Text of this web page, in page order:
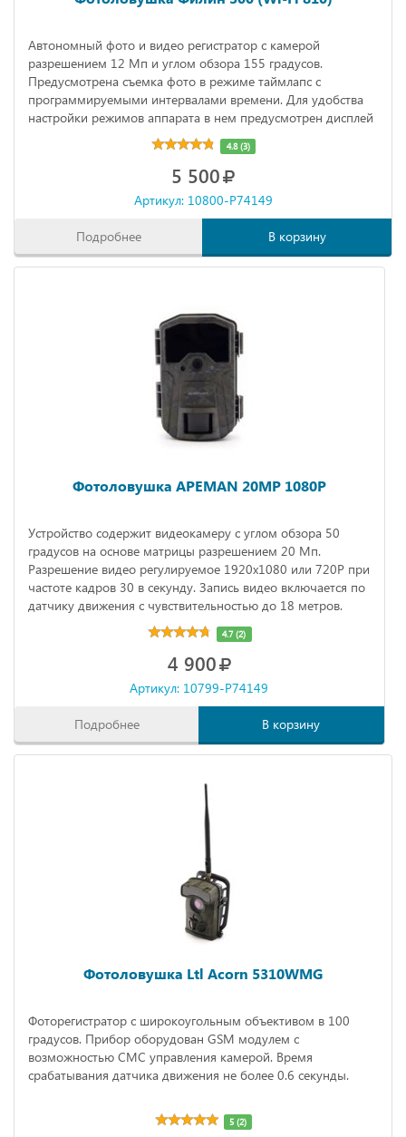
Автономный фото и видео регистратор с камерой
разрешением 12 Мп и углом обзора 155 градусов.
Предусмотрена съемка фото в режиме таймлапс с
программируемыми интервалами времени. Для удобства
настройки режимов аппарата в нем предусмотрен дисплей
диагональю 2,4 дюйма.
4.8 (3)
5 500
Артикул: 10800-P74149
Подробнее В корзину
Фотоловушка APEMAN 20MP 1080P
Устройство содержит видеокамеру с углом обзора 50
градусов на основе матрицы разрешением 20 Мп.
Разрешение видео регулируемое 1920х1080 или 720Р при
частоте кадров 30 в секунду. Запись видео включается по
датчику движения с чувствительностью до 18 метров.
4.7 (2)
4 900
Артикул: 10799-P74149
Подробнее В корзину
Фотоловушка Ltl Acorn 5310WMG
Фоторегистратор с широкоугольным объективом в 100
градусов. Прибор оборудован GSM модулем с
возможностью СМС управления камерой. Время
срабатывания датчика движения не более 0.6 секунды.
5 (2)